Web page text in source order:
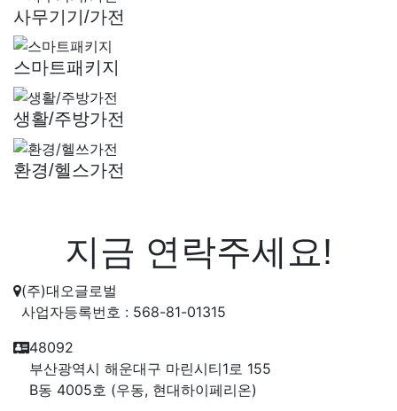
사무기기/가전
스마트패키지
생활/주방가전
환경/헬스가전
지금 연락주세요!
(주)대오글로벌
사업자등록번호 : 568-81-01315
48092
부산광역시 해운대구 마린시티1로 155
B동 4005호 (우동, 현대하이페리온)